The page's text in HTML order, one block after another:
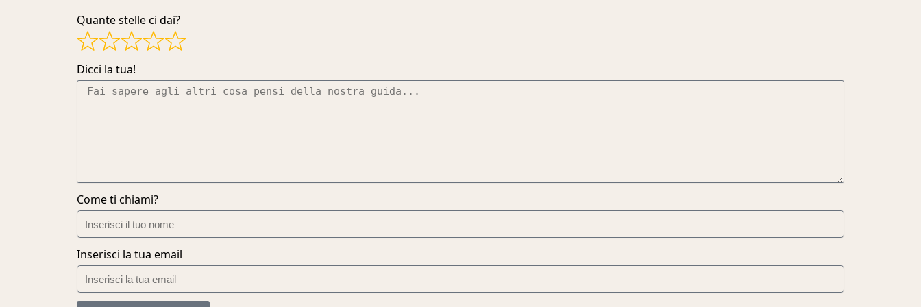
Quante stelle ci dai?
Dicci la tua!
Come ti chiami?
Inserisci la tua email